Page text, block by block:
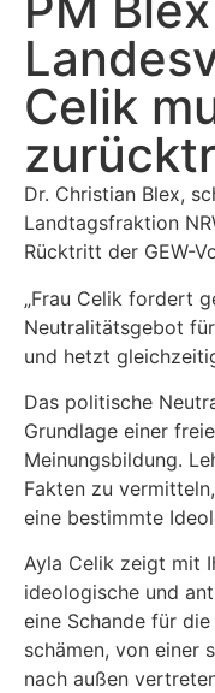
Celik
Dr. Christian Blex,
Landtagsfraktion
Rücktritt der GEW-
„Frau Celik fordert
Neutralitätsgebot
und hetzt
Das politische
Grundlage einer
Meinungsbildung.
Fakten zu
eine bestimmte
Ayla Celik zeigt mit
ideologische und
eine Schande für
schämen, von einer
nach außen